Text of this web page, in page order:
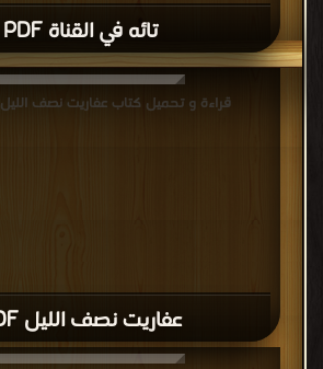
تائه في القناة PDF
عفاريت نصف الليل PDF
قراءة و تحميل كتاب عفاريت نصف الليل PDF مجانا